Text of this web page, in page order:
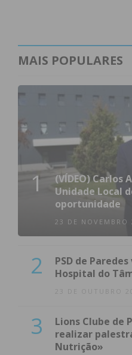
MAIS POPULARES
1
(VÍDEO) Carlos
Unidade Local
oportunidade
23 DE NOVEMBRO
2
PSD de
Hospital do
23 DE OUTUBRO
3
Lions Clube de
realizar
Nutrição»